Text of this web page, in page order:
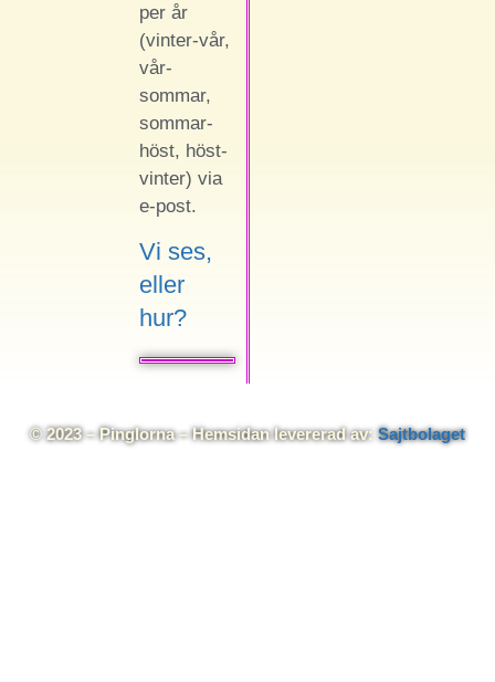
per år
(vinter-vår,
vår-
sommar,
sommar-
höst, höst-
vinter) via
e-post.
Vi ses,
eller
hur?
© 2023 – Pinglorna – Hemsidan levererad av: Sajtbolaget